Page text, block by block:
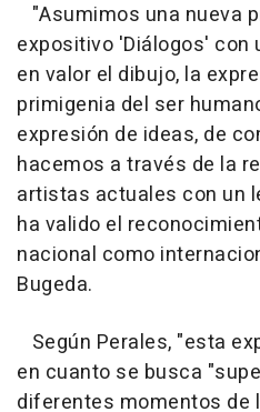
"Asumimos una nueva
expositivo 'Diálogos' con
en valor el dibujo, la
primigenia del ser
expresión de ideas, de
hacemos a través de la
artistas actuales con un
ha valido el
nacional como
Bugeda.
Según Perales, "esta
en cuanto se busca
diferentes momentos de